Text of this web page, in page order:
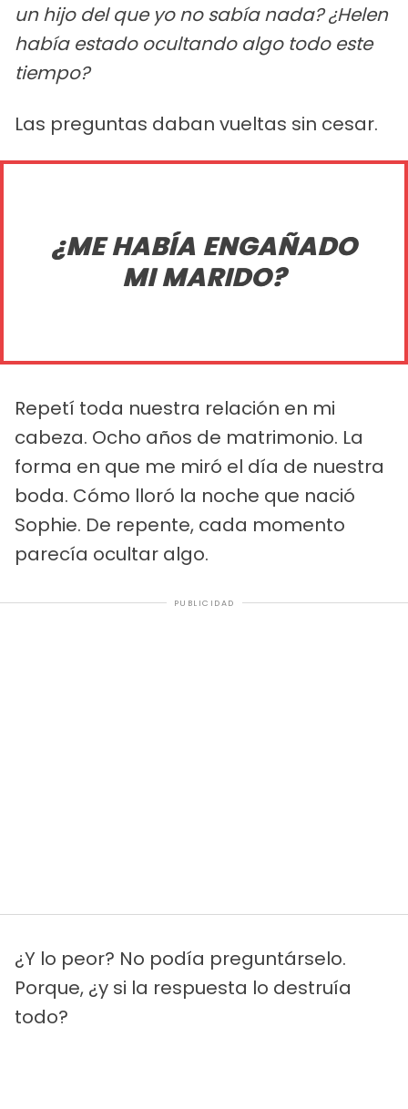
un hijo del que yo no sabía nada? ¿Helen
había estado ocultando algo todo este
tiempo?
Las preguntas daban vueltas sin cesar.
¿ME HABÍA ENGAÑADO
MI MARIDO?
Repetí toda nuestra relación en mi
cabeza. Ocho años de matrimonio. La
forma en que me miró el día de nuestra
boda. Cómo lloró la noche que nació
Sophie. De repente, cada momento
parecía ocultar algo.
PUBLICIDAD
¿Y lo peor? No podía preguntárselo.
Porque, ¿y si la respuesta lo destruía
todo?